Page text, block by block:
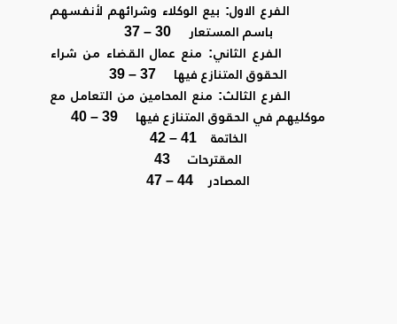
الفرع الاول: بيع الوكلاء وشرائهم لأنفسهم
باسم المستعار 30 – 37
الفرع الثاني: منع عمال القضاء من شراء
الحقوق المتنازع فيها 37 – 39
الفرع الثالث: منع المحامين من التعامل مع
موكليهم في الحقوق المتنازع فيها 39 – 40
الخاتمة 41 – 42
المقترحات 43
المصادر 44 – 47